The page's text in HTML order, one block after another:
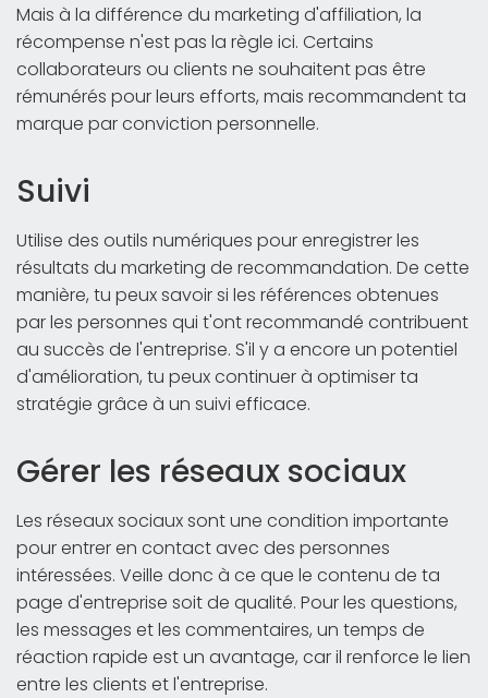
Mais à la différence du marketing d'affiliation, la
récompense n'est pas la règle ici. Certains
collaborateurs ou clients ne souhaitent pas être
rémunérés pour leurs efforts, mais recommandent ta
marque par conviction personnelle.
Suivi
Utilise des outils numériques pour enregistrer les
résultats du marketing de recommandation. De cette
manière, tu peux savoir si les références obtenues
par les personnes qui t'ont recommandé contribuent
au succès de l'entreprise. S'il y a encore un potentiel
d'amélioration, tu peux continuer à optimiser ta
stratégie grâce à un suivi efficace.
Gérer les réseaux sociaux
Les réseaux sociaux sont une condition importante
pour entrer en contact avec des personnes
intéressées. Veille donc à ce que le contenu de ta
page d'entreprise soit de qualité. Pour les questions,
les messages et les commentaires, un temps de
réaction rapide est un avantage, car il renforce le lien
entre les clients et l'entreprise.